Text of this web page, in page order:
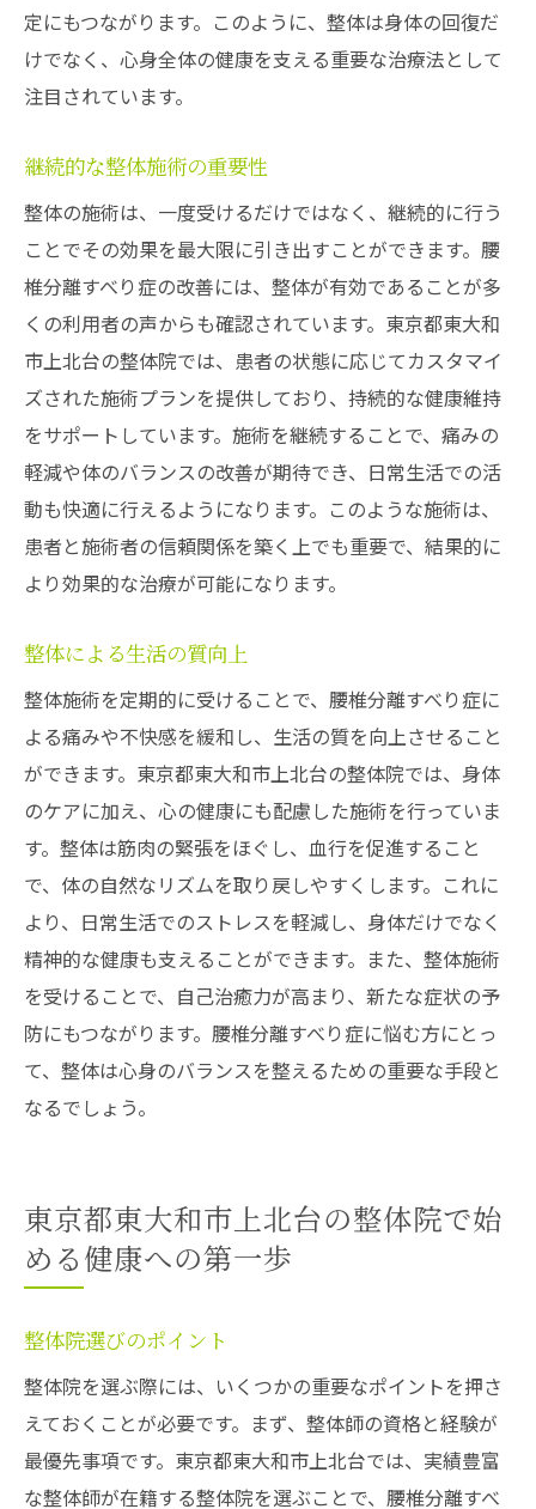
痛みを和らげるリラクゼーション法
セルフマッサージの効果的なやり方
腰椎分離すべり症改善のための整体の役割と効
整体による体の構造的改善
継続的な施術による長期的な効果
整体を利用したリハビリテーションの効果
患者に合わせたオーダーメイドの施術
日常の生活で意識すべき要素
整体で心身ともに健康を取り戻すためのステッ
プ
心と体をつなぐ整体の可能性
整体を通じて得られるストレス軽減効果
整体におけるリラクゼーションの重要性
メンタルケアと身体ケアの融合
整体で始める新しい生活習慣
定にもつながります。このように、整体は身体の回復だ
けでなく、心身全体の健康を支える重要な治療法として
注目されています。
継続的な整体施術の重要性
整体の施術は、一度受けるだけではなく、継続的に行う
ことでその効果を最大限に引き出すことができます。腰
椎分離すべり症の改善には、整体が有効であることが多
くの利用者の声からも確認されています。東京都東大和
市上北台の整体院では、患者の状態に応じてカスタマイ
ズされた施術プランを提供しており、持続的な健康維持
をサポートしています。施術を継続することで、痛みの
軽減や体のバランスの改善が期待でき、日常生活での活
動も快適に行えるようになります。このような施術は、
患者と施術者の信頼関係を築く上でも重要で、結果的に
より効果的な治療が可能になります。
整体による生活の質向上
整体施術を定期的に受けることで、腰椎分離すべり症に
よる痛みや不快感を緩和し、生活の質を向上させること
ができます。東京都東大和市上北台の整体院では、身体
のケアに加え、心の健康にも配慮した施術を行っていま
す。整体は筋肉の緊張をほぐし、血行を促進すること
で、体の自然なリズムを取り戻しやすくします。これに
より、日常生活でのストレスを軽減し、身体だけでなく
精神的な健康も支えることができます。また、整体施術
を受けることで、自己治癒力が高まり、新たな症状の予
防にもつながります。腰椎分離すべり症に悩む方にとっ
て、整体は心身のバランスを整えるための重要な手段と
なるでしょう。
東京都東大和市上北台の整体院で始
める健康への第一歩
整体院選びのポイント
整体院を選ぶ際には、いくつかの重要なポイントを押さ
えておくことが必要です。まず、整体師の資格と経験が
最優先事項です。東京都東大和市上北台では、実績豊富
な整体師が在籍する整体院を選ぶことで、腰椎分離すべ